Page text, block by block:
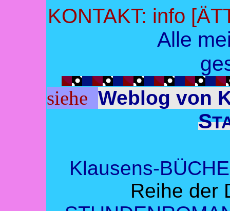
KONTAKT: info
Alle
siehe Weblog von
S
Klausens-
Reihe der